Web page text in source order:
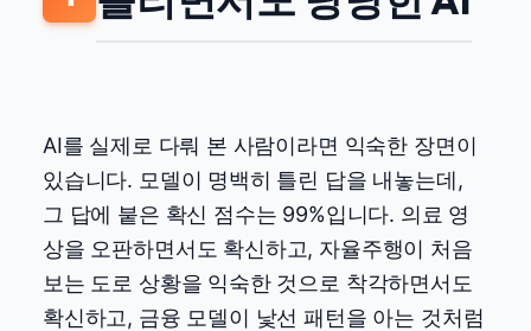
AI를 실제로 다뤄 본 사람이라면 익숙한 장면이
있습니다. 모델이 명백히 틀린 답을 내놓는데,
그 답에 붙은 확신 점수는 99%입니다. 의료 영
상을 오판하면서도 확신하고, 자율주행이 처음
보는 도로 상황을 익숙한 것으로 착각하면서도
확신하고, 금융 모델이 낯선 패턴을 아는 것처럼